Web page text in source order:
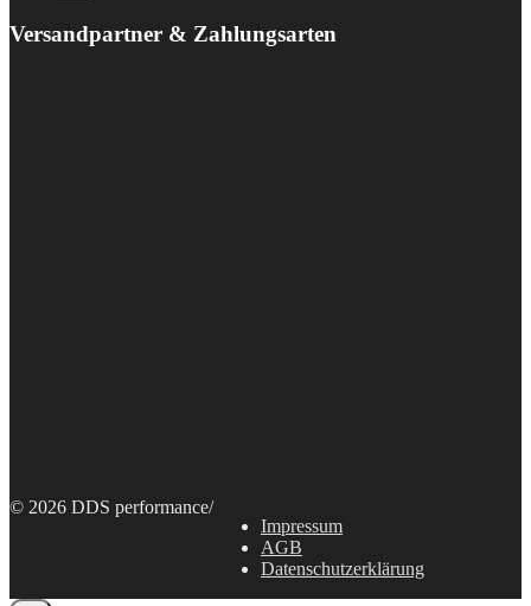
Versandpartner & Zahlungsarten
© 2026 DDS performance/
Impressum
AGB
Datenschutzerklärung